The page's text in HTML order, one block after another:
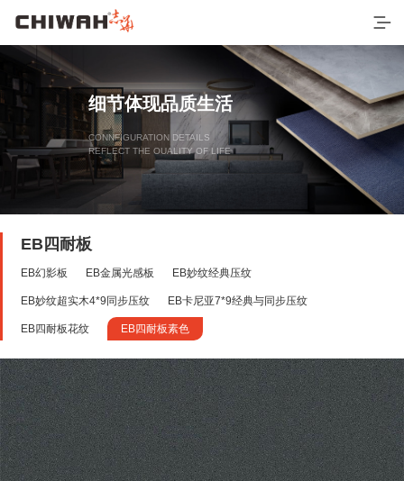
首页
EB四耐膜
UV高光板
PET板
细节体现品质生活
CONNFIGURATION DETAILS
REFLECT THE OUALITY OF LIFE
EB四耐板
EB幻影板 EB金属光感板 EB妙纹经典压纹
EB妙纹超实木4*9同步压纹 EB卡尼亚7*9经典与同步压纹
EB四耐板花纹 EB四耐板素色